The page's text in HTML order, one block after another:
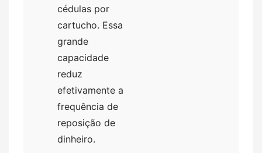
cédulas por
cartucho. Essa
grande
capacidade
reduz
efetivamente a
frequência de
reposição de
dinheiro.